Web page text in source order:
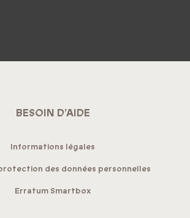
BESOIN D’AIDE
Informations légales
des données personnelles
Erratum Smartbox